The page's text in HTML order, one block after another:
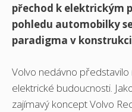
přechod k elektrickým
pohledu automobilky
paradigma v
Volvo nedávno
elektrické budoucnosti.
zajímavý koncept Volvo